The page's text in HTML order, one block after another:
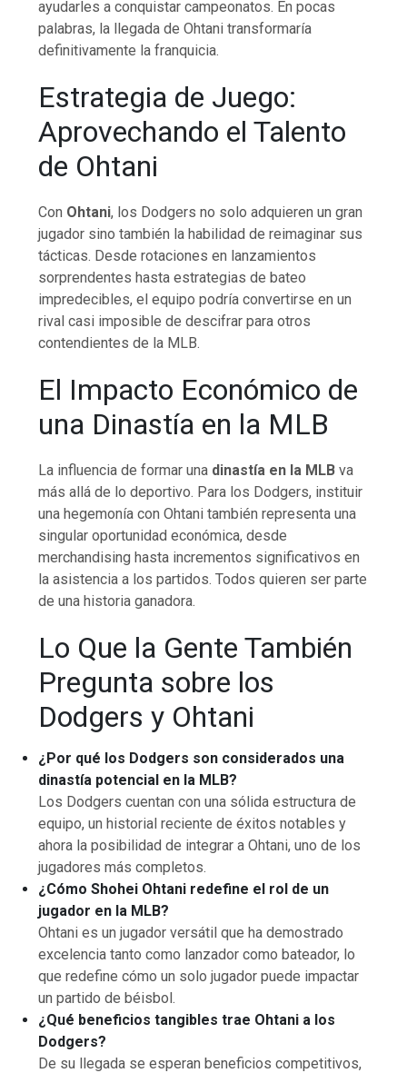
ayudarles a conquistar campeonatos. En pocas
palabras, la llegada de Ohtani transformaría
definitivamente la franquicia.
Estrategia de Juego:
Aprovechando el Talento
de Ohtani
Con Ohtani, los Dodgers no solo adquieren un gran
jugador sino también la habilidad de reimaginar sus
tácticas. Desde rotaciones en lanzamientos
sorprendentes hasta estrategias de bateo
impredecibles, el equipo podría convertirse en un
rival casi imposible de descifrar para otros
contendientes de la MLB.
El Impacto Económico de
una Dinastía en la MLB
La influencia de formar una dinastía en la MLB va
más allá de lo deportivo. Para los Dodgers, instituir
una hegemonía con Ohtani también representa una
singular oportunidad económica, desde
merchandising hasta incrementos significativos en
la asistencia a los partidos. Todos quieren ser parte
de una historia ganadora.
Lo Que la Gente También
Pregunta sobre los
Dodgers y Ohtani
¿Por qué los Dodgers son considerados una
dinastía potencial en la MLB?
Los Dodgers cuentan con una sólida estructura de
equipo, un historial reciente de éxitos notables y
ahora la posibilidad de integrar a Ohtani, uno de los
jugadores más completos.
¿Cómo Shohei Ohtani redefine el rol de un
jugador en la MLB?
Ohtani es un jugador versátil que ha demostrado
excelencia tanto como lanzador como bateador, lo
que redefine cómo un solo jugador puede impactar
un partido de béisbol.
¿Qué beneficios tangibles trae Ohtani a los
Dodgers?
De su llegada se esperan beneficios competitivos,